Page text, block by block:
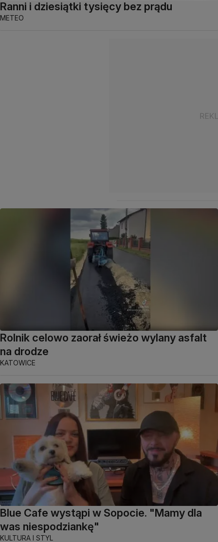
Ranni i dziesiątki tysięcy bez prądu
METEO
Rolnik celowo zaorał świeżo wylany asfalt
na drodze
KATOWICE
Blue Cafe wystąpi w Sopocie. "Mamy dla
was niespodziankę"
KULTURA I STYL